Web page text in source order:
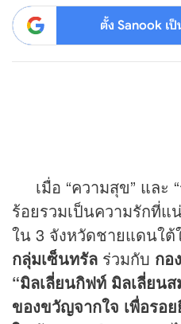
ตั้ง Sanook เ
เมื่อ “ความสุข” และ
ร้อยรวมเป็นความรักที่
ใน 3 จังหวัดชายแดนใ
กลุ่มเซ็นทรัล ร่วมกับ กอ
“มิลเลี่ยนกิฟท์ มิลเลี่ยนส
ของขวัญจากใจ เพื่อรอ